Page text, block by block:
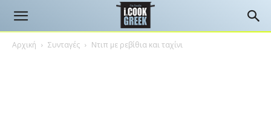
Αρχική Συνταγές Ντιπ με ρεβίθια και ταχίνι